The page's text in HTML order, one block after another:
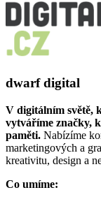
dwarfdigital
V digitálním světě,
vytváříme značky,
paměti. Nabízíme
marketingových a
kreativitu, design a
Co umíme: